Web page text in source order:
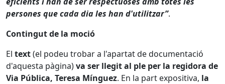
persones que cada dia les han d'utilitzar”.
Contingut de la moció
El text(el podeu trobar a l'apartat de documentació
d'aquesta pàgina)va ser llegit al ple per la regidora de
Via Pública, Teresa Mínguez. En la part expositiva, la